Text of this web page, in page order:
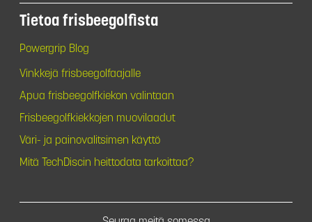
Tietoa frisbeegolfista
Powergrip Blog
Vinkkejä frisbeegolfaajalle
Apua frisbeegolfkiekon valintaan
Frisbeegolfkiekkojen muovilaadut
Väri- ja painovalitsimen käyttö
Mitä TechDiscin heittodata tarkoittaa?